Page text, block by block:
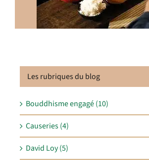
Les rubriques du blog
Bouddhisme engagé (10)
Causeries (4)
David Loy (5)